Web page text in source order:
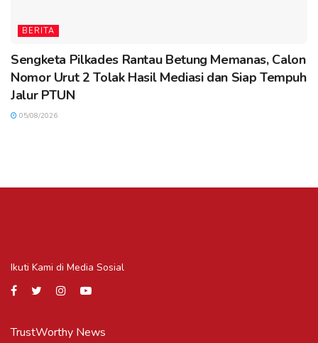
BERITA
Sengketa Pilkades Rantau Betung Memanas, Calon
Nomor Urut 2 Tolak Hasil Mediasi dan Siap Tempuh
Jalur PTUN
05/08/2026
Ikuti Kami di Media Sosial
TrustWorthy News